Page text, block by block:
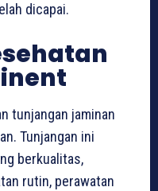
dicapai.
tunjangan jaminan
Tunjangan ini
berkualitas,
rutin, perawatan